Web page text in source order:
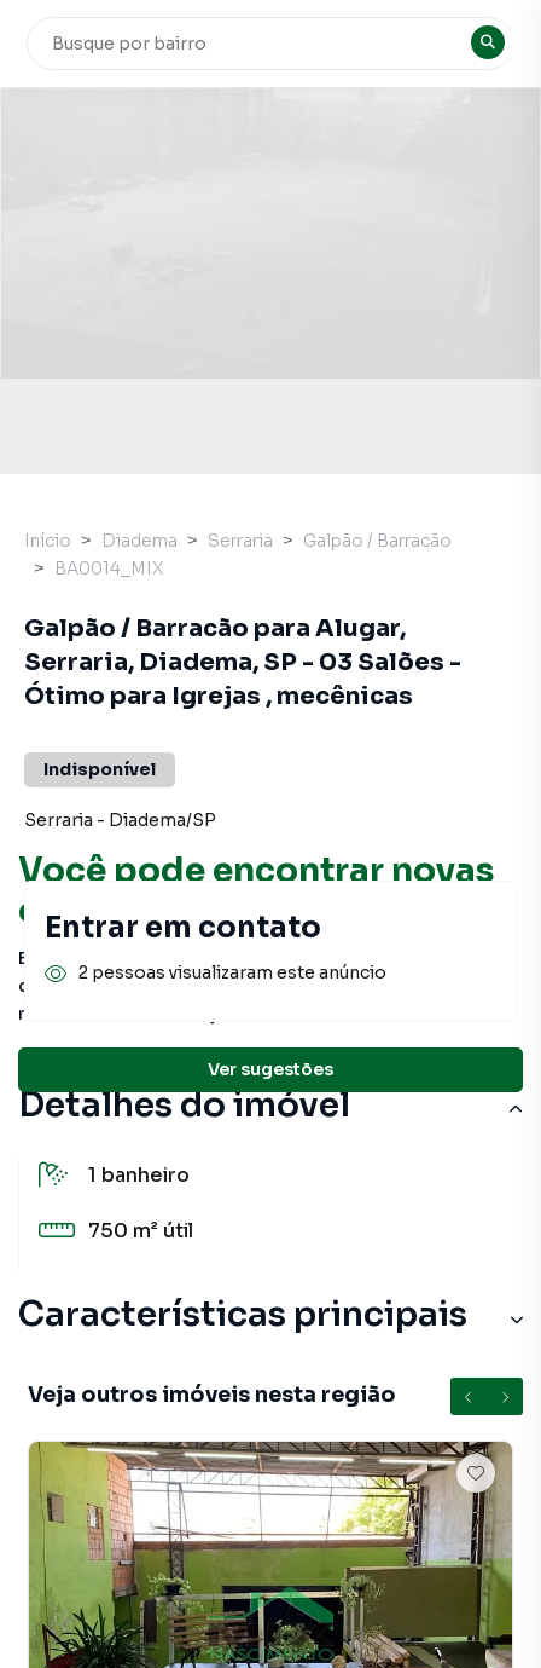
Você pode encontrar novas
oportunidades!
Este imóvel não está mais disponível, mas você pode
conferir outros em nosso site ou deixar seu contato para
receber mais informações.
Ver sugestões
Detalhes do imóvel
1 banheiro
750 m² útil
Características principais
Veja outros imóveis nesta região
Início Diadema Serraria
Galpão / Barracão
BA0014_MIX
Galpão / Barracão para Alugar,
Serraria, Diadema, SP - 03 Salões -
Ótimo para Igrejas , mecênicas
Indisponível
Serraria - Diadema/SP
Entrar em contato
2 pessoas visualizaram este anúncio